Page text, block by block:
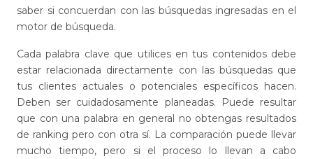
saber si concuerdan con las búsquedas ingresadas en el
motor de búsqueda.
Cada palabra clave que utilices en tus contenidos debe
estar relacionada directamente con las búsquedas que
tus clientes actuales o potenciales específicos hacen.
Deben ser cuidadosamente planeadas. Puede resultar
que con una palabra en general no obtengas resultados
de ranking pero con otra sí. La comparación puede llevar
mucho tiempo, pero si el proceso lo llevan a cabo